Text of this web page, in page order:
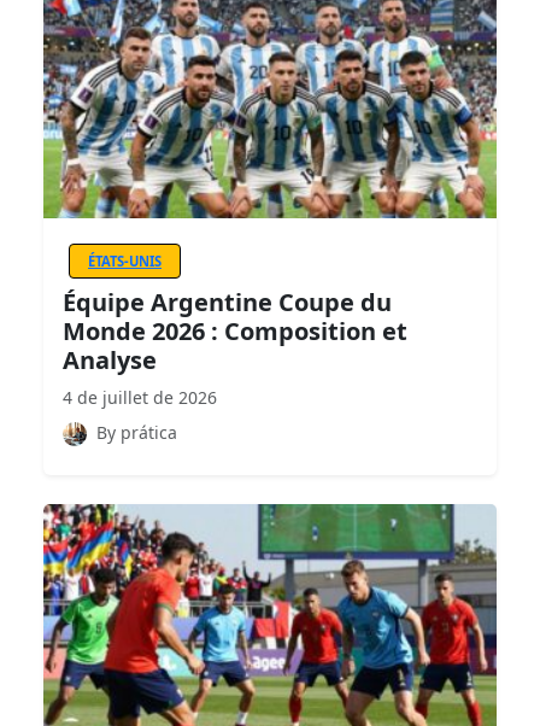
ÉTATS-UNIS
Équipe Argentine Coupe du
Monde 2026 : Composition et
Analyse
4 de juillet de 2026
By prática